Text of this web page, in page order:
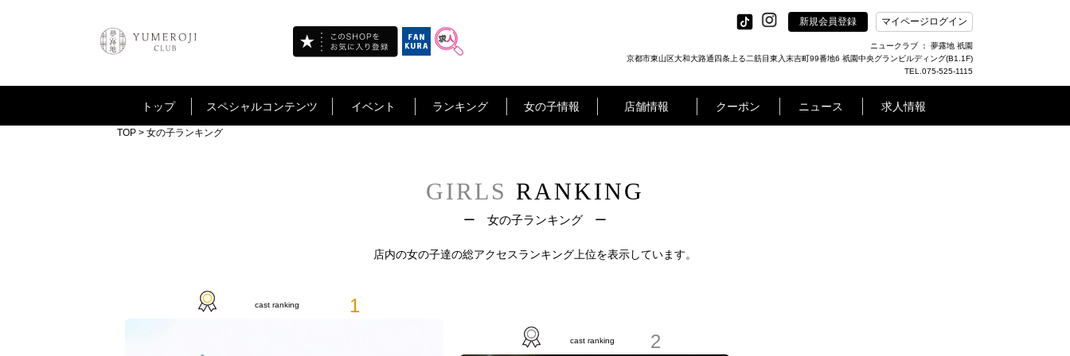
新規会員登録 マイページログイン
ニュークラブ ： 夢露地 祇園
京都市東山区大和大路通四条上る二筋目東入末吉町99番地6 祇園中央グランビルディング(B1.1F)
TEL.075-525-1115
トップ スペシャルコンテンツ イベント ランキング 女の子情報 店舗情報 クーポン ニュース 求人情報
TOP > 女の子ランキング
GIRLS RANKING
ー 女の子ランキング ー
店内の女の子達の総アクセスランキング上位を表示しています。
cast ranking 1
cast ranking 2